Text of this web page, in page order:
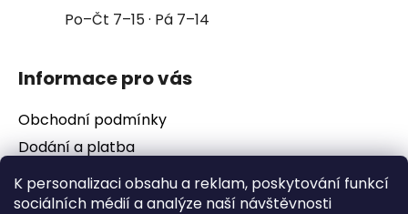
K personalizaci obsahu a reklam, poskytování funkcí
sociálních médií a analýze naší návštěvnosti
Po–Čt 7–15 · Pá 7–14
Informace pro vás
Obchodní podmínky
Dodání a platba
Podmínky ochrany osobních údajů